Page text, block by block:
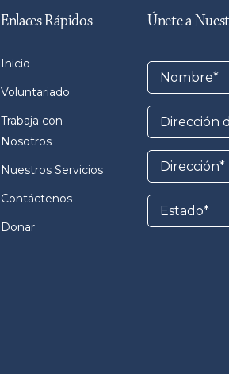
Enlaces Rápidos
Inicio
Voluntariado
Trabaja con
Nosotros
Nuestros Servicios
Contáctenos
Donar
Únete a